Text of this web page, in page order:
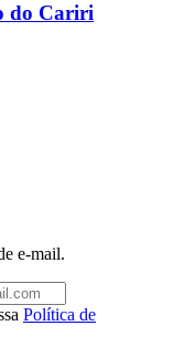
do Cariri
e-mail.
Política de